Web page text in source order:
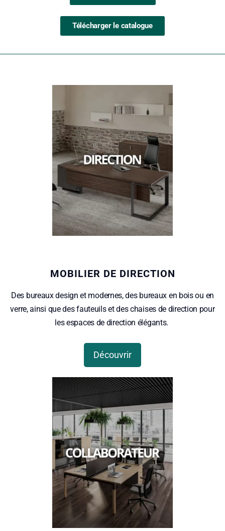
Télécharger le catalogue
MOBILIER DE DIRECTION
Des bureaux design et modernes, des bureaux en bois ou en
verre, ainsi que des fauteuils et des chaises de direction pour
les espaces de direction élégants.
Découvrir